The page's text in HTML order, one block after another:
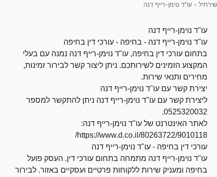
שירתיל › עו"ד נוימן-רייף דנה
עו"ד נוימן-רייף דנה
עו"ד נוימן-רייף דנה - בחיפה - עורכי דין בחיפה
בתחום עורכי דין בחיפה, עו"ד נוימן-רייף דנה נמנה עם בעלי
המקצוע הזמינים לשירותכם. ניתן ליצור קשר לבירור זמינות,
מחירים ותנאי שירות.
יצירת קשר עם עו"ד נוימן-רייף דנה
ליצירת קשר עם עו"ד נוימן-רייף דנה ניתן להתקשר למספר
0525320032.
לאתר האינטרנט של עו"ד נוימן-רייף דנה:
https://www.d.co.il/80263722/9010118/
עורכי דין בחיפה - עו"ד נוימן-רייף דנה
עו"ד נוימן-רייף דנה מתמחה בתחום עורכי דין. העסק פועל
בחיפה ומעניק שירות ללקוחות פרטיים ועסקיים באזור. לבירור